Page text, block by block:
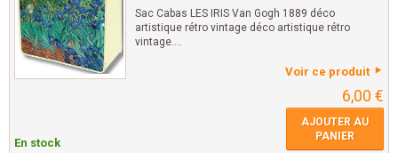
Sac Cabas LES IRIS Van Gogh 1889 déco
artistique rétro vintage déco artistique rétro
vintage....
Voir ce produit
6,00 €
En stock
AJOUTER AU
PANIER